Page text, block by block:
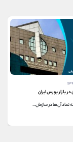
بازار بورس ایران
آن‌ها در سازمان...